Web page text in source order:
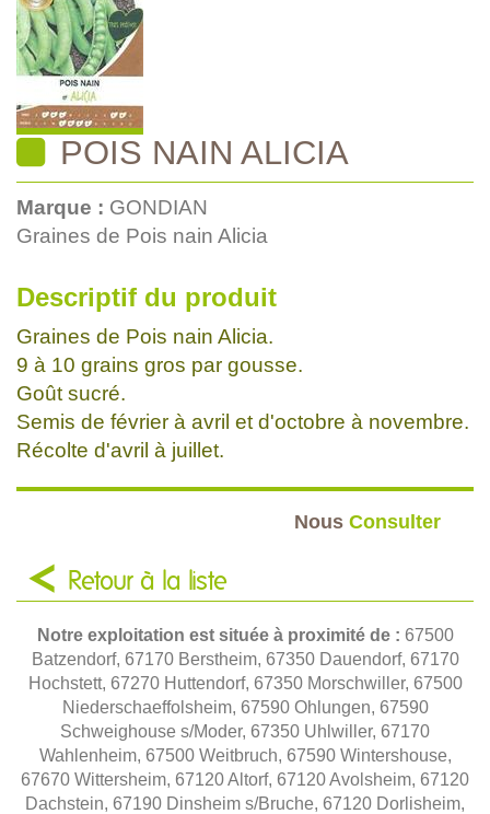
POIS NAIN ALICIA
Marque : GONDIAN
Graines de Pois nain Alicia
Descriptif du produit
Graines de Pois nain Alicia.
9 à 10 grains gros par gousse.
Goût sucré.
Semis de février à avril et d'octobre à novembre.
Récolte d'avril à juillet.
Nous Consulter
Retour à la liste
Notre exploitation est située à proximité de : 67500
Batzendorf, 67170 Berstheim, 67350 Dauendorf, 67170
Hochstett, 67270 Huttendorf, 67350 Morschwiller, 67500
Niederschaeffolsheim, 67590 Ohlungen, 67590
Schweighouse s/Moder, 67350 Uhlwiller, 67170
Wahlenheim, 67500 Weitbruch, 67590 Wintershouse,
67670 Wittersheim, 67120 Altorf, 67120 Avolsheim, 67120
Dachstein, 67190 Dinsheim s/Bruche, 67120 Dorlisheim,